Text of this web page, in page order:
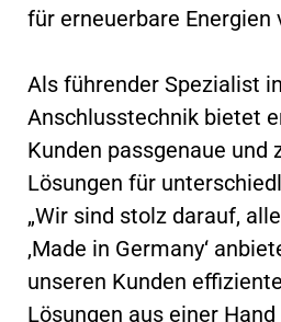
für erneuerbare Energien
Als führender Spezialist
Anschlusstechnik bietet
Kunden passgenaue
Lösungen für
„Wir sind stolz darauf,
‚Made in Germany‘
unseren Kunden
Lösungen aus einer